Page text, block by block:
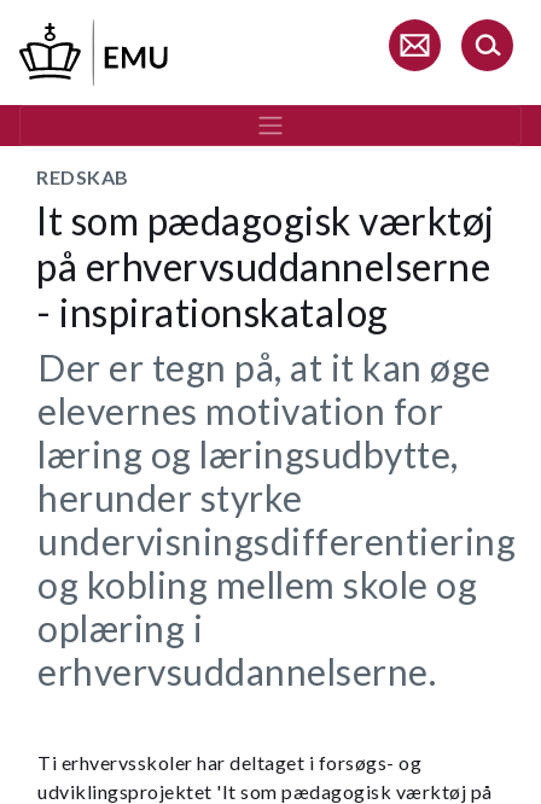
hovedindhold
REDSKAB
It som pædagogisk værktøj
på erhvervsuddannelserne
- inspirationskatalog
Der er tegn på, at it kan øge
elevernes motivation for
læring og læringsudbytte,
herunder styrke
undervisningsdifferentiering
og kobling mellem skole og
oplæring i
erhvervsuddannelserne.
Ti erhvervsskoler har deltaget i forsøgs- og
udviklingsprojektet 'It som pædagogisk værktøj på